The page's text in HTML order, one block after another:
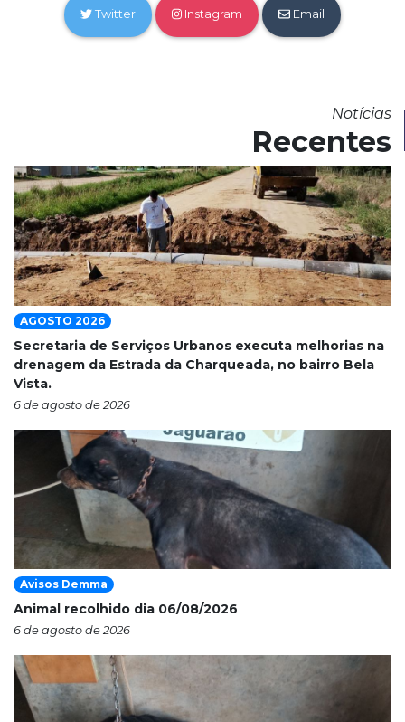
Twitter Instagram Email
Notícias
Recentes
AGOSTO 2026
Secretaria de Serviços Urbanos executa melhorias na
drenagem da Estrada da Charqueada, no bairro Bela
Vista.
6 de agosto de 2026
Avisos Demma
Animal recolhido dia 06/08/2026
6 de agosto de 2026